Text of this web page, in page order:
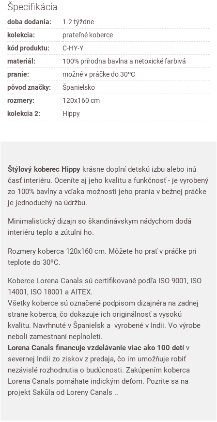
Špecifikácia
doba dodania:
1-2 týždne
kolekcia:
prateľné koberce
kód produktu:
C-HY-Y
materiál:
100% prírodna bavlna a netoxické farbivá
pranie:
možné v práčke do 30ºC
pôvod značky:
Španielsko
rozmery:
120x160 cm
kolekcia 2:
Hippy
Štýlový koberec Hippy krásne doplní detskú izbu alebo inú
časť interiéru. Oceníte aj jeho kvalitu a funkčnosť - je vyrobený
zo 100% bavlny a vďaka možnosti jeho prania v bežnej práčke
je jednoduchý na údržbu.
Minimalistický dizajn so škandinávskym nádychom dodá
interiéru teplo a zútulni ho.
Rozmery koberca 120x160 cm. Môžete ho prať v práčke pri
teplote do 30ºC.
Koberce Lorena Canals sú certifikované podľa ISO 9001, ISO
14001, ISO 18001 a AITEX.
Všetky koberce sú označené podpisom dizajnéra na zadnej
strane koberca, čo dokazuje ich originálnosť a vysokú
kvalitu. Navrhnuté v Španielsk a vyrobené v Indii. Vo výrobe
neboli zamestnaní neplnoletí.
Lorena Canals financuje vzdelávanie viac ako 100 detív
severnej Indii zo ziskov z predaja, čo im umožňuje robiť
nezávislé rozhodnutia o budúcnosti. Zakúpením koberca
Lorena Canals pomáhate indickým deťom. Pozrite sa na
projekt Sakūla od Loreny Canals ..